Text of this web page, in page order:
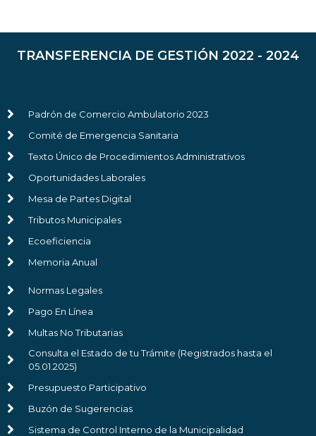
TRANSFERENCIA DE GESTIÓN 2022 - 2024
Padrón de Comercio Ambulatorio 2023
Comité de Emergencia Sanitaria
Texto Único de Procedimientos Administrativos
Oportunidades Laborales
Mesa de Partes Digital
Tributos Municipales
Ecoeficiencia
Memoria Anual
Normas Legales
Pago En Línea
Multas No Tributarias
Consulta el Estado de tu Trámite (Registrados hasta el
05.01.2025)
Presupuesto Participativo
Buzón de Sugerencias
Sistema de Control Interno de la Municipalidad